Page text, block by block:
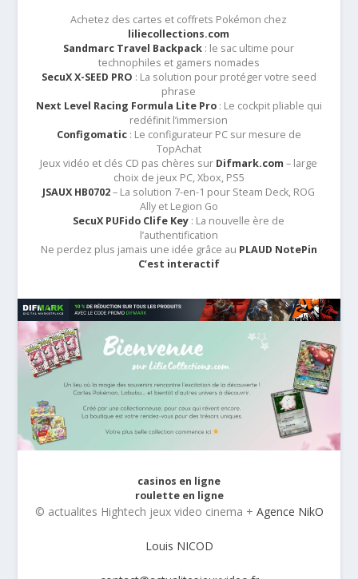
Achetez des cartes et coffrets Pokémon chez
liliecollections.com
Sandmarc Travel Backpack : le sac ultime pour
technophiles et gamers nomades
SecuX X-SEED PRO : La solution pour protéger votre seed
phrase
Next Level Racing Formula Lite Pro: Le cockpit pliable qui
redéfinit l’immersion
Configomatic: Le configurateur PC sur mesure de
TopAchat
Jeux vidéo et clés CD pas chères sur Difmark.com – large
choix de jeux PC, Xbox, PS5
JSAUX HB0702– La solution 7-en-1 pour Steam Deck, ROG
Ally et Legion Go
SecuX PUFido Clife Key : La nouvelle ère de
l’authentification
Ne perdez plus jamais une idée grâce au PLAUD NotePin
C’est interactif
casinos en ligne
roulette en ligne
© actualites Hightech jeux video cinema + Agence NikO
Louis NICOD